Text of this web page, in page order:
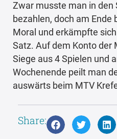
Zwar musste man in den
bezahlen, doch am
Moral und erkämpfte
Satz. Auf dem Konto der
Siege aus 4 Spielen und
Wochenende peilt man
auswärts beim MTV
Share: